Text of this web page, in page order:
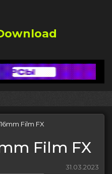
Film FX
Film FX
31.03.2023